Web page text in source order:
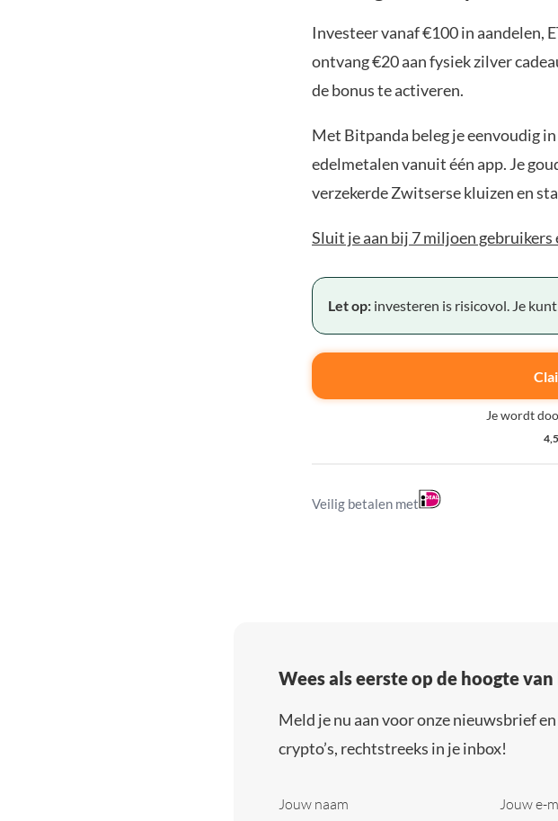
Investeer vanaf €100 in aandelen,
ontvang €20 aan fysiek zilver
de bonus te activeren.
Met Bitpanda beleg je eenvoudig
edelmetalen vanuit één app. Je
verzekerde Zwitserse kluizen en
Sluit je aan bij 7 miljoen gebruikers
Let op: investeren is risicovol. Je
Je wordt
4,5
Veilig betalen met
Wees als eerste op de hoogte
Meld je nu aan voor onze nieuwsbrief
crypto’s, rechtstreeks in je inbox!
Jouw naam Jouw e-